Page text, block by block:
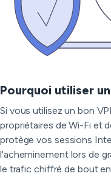
Pourquoi utiliser
Si vous utilisez un bon
propriétaires de Wi-Fi et
protège vos sessions
l'acheminement lors de
le trafic chiffré de bout